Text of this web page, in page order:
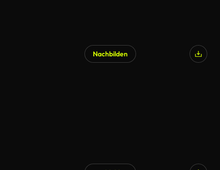
Nachbilden